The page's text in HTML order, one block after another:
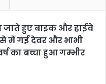
जाते हुए बाइक और हाईवे
में गई देवर और भाभी
का बच्चा हुआ गम्भीर